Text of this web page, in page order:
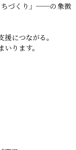
ちづくり」──の象徴
につながる。
ります。